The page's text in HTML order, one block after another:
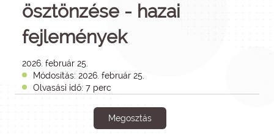
ösztönzése - hazai
fejlemények
2026. február 25.
Módosítás: 2026. február 25.
Olvasási idő: 7 perc
Megosztás